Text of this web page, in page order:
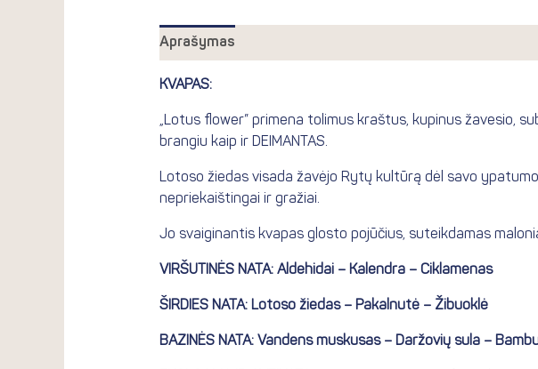
Aprašymas
KVAPAS:
„Lotus flower” primena tolimus kraštus, kupinus žavesio,
brangiu kaip ir DEIMANTAS.
Lotoso žiedas visada žavėjo Rytų kultūrą dėl savo
nepriekaištingai ir gražiai.
Jo svaiginantis kvapas glosto pojūčius, suteikdamas
VIRŠUTINĖS NATA: Aldehidai – Kalendra – Ciklamenas
ŠIRDIES NATA: Lotoso žiedas – Pakalnutė – Žibuoklė
BAZINĖS NATA: Vandens muskusas – Daržovių sula –